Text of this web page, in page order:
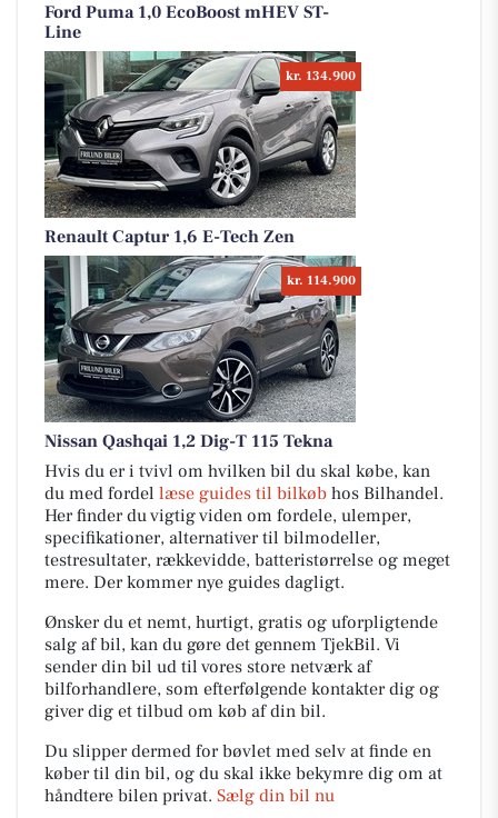
Ford Puma 1,0 EcoBoost mHEV ST-
Line
kr. 134.900
Renault Captur 1,6 E-Tech Zen
kr. 114.900
Nissan Qashqai 1,2 Dig-T 115 Tekna
Hvis du er i tvivl om hvilken bil du skal købe, kan
du med fordel læse guides til bilkøb hos Bilhandel.
Her finder du vigtig viden om fordele, ulemper,
specifikationer, alternativer til bilmodeller,
testresultater, rækkevidde, batteristørrelse og meget
mere. Der kommer nye guides dagligt.
Ønsker du et nemt, hurtigt, gratis og uforpligtende
salg af bil, kan du gøre det gennem TjekBil. Vi
sender din bil ud til vores store netværk af
bilforhandlere, som efterfølgende kontakter dig og
giver dig et tilbud om køb af din bil.
Du slipper dermed for bøvlet med selv at finde en
køber til din bil, og du skal ikke bekymre dig om at
håndtere bilen privat. Sælg din bil nu